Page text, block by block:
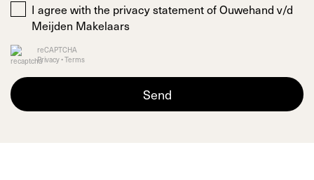
I agree with the privacy statementof Ouwehand v/d
Meijden Makelaars
reCAPTCHA
Privacy•Terms
Send